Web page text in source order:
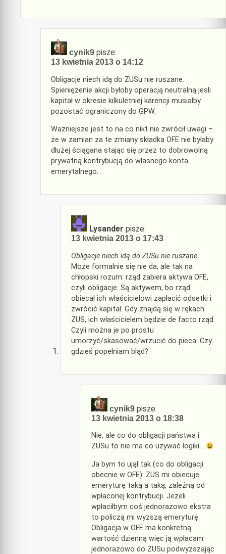
cynik9 pisze:
13 kwietnia 2013 o 14:12
Obligacje niech idą do ZUSu nie ruszane.
Spieniężenie akcji byłoby operacją neutralną jesli
kapitał w okresie kilkuletniej karencji musiałby
pozostać ograniczony do GPW.
Ważniejsze jest to na co nikt nie zwrócił uwagi –
że w zamian za te zmiany składka OFE nie byłaby
dłużej ściągana stając się przez to dobrowolną
prywatną kontrybucją do własnego konta
emerytalnego.
Lysander pisze:
13 kwietnia 2013 o 17:43
Obligacje niech idą do ZUSu nie ruszane.
Może formalnie się nie da, ale tak na
chłopski rozum: rząd zabiera aktywa OFE,
czyli obligacje. Są aktywem, bo rząd
obiecał ich właścicielowi zapłacić odsetki i
zwrócić kapitał. Gdy znajdą się w rękach
ZUS, ich właścicielem będzie de facto rząd.
Czyli można je po prostu
umorzyć/skasować/wrzucić do pieca. Czy
gdzieś popełniam bląd?
cynik9 pisze:
13 kwietnia 2013 o 18:38
Nie, ale co do obligacji państwa i
ZUSu to nie ma co uzywać logiki…
Ja bym to ujął tak (co do obligacji
obecnie w OFE): ZUS mi obiecuje
emeryturę taką a taką, zależną od
wpłaconej kontrybucji. Jeżeli
wpłaciłbym coś jednorazowo ekstra
to policzą mi wyższą emeryturę.
Obligacja w OFE ma konkretną
wartość dzienną więc ją wpłacam
jednorazowo do ZUSu podwyższając